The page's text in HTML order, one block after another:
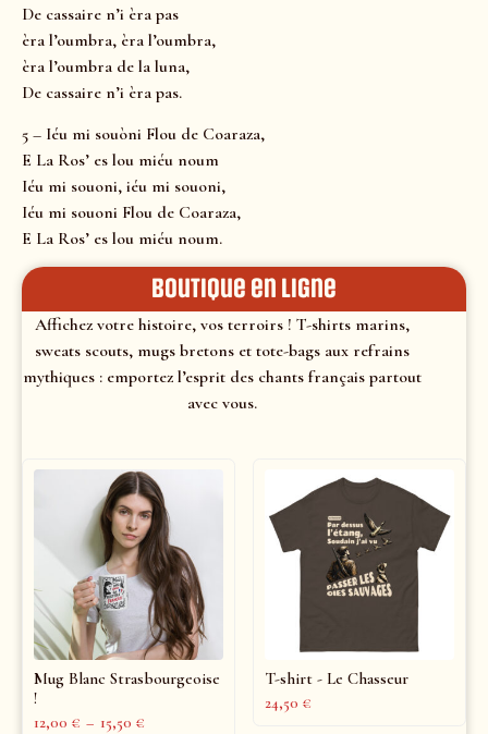
De cassaire n’i èra pas
èra l’oumbra, èra l’oumbra,
èra l’oumbra de la luna,
De cassaire n’i èra pas.
5 – Iéu mi souòni Flou de Coaraza,
E La Ros’ es lou miéu noum
Iéu mi souoni, iéu mi souoni,
Iéu mi souoni Flou de Coaraza,
E La Ros’ es lou miéu noum.
Boutique en ligne
Affichez votre histoire, vos terroirs ! T-shirts marins,
sweats scouts, mugs bretons et tote-bags aux refrains
mythiques : emportez l’esprit des chants français partout
avec vous.
Mug Blanc Strasbourgeoise
!
12,00 € – 15,50 €
T-shirt - Le Chasseur
24,50 €